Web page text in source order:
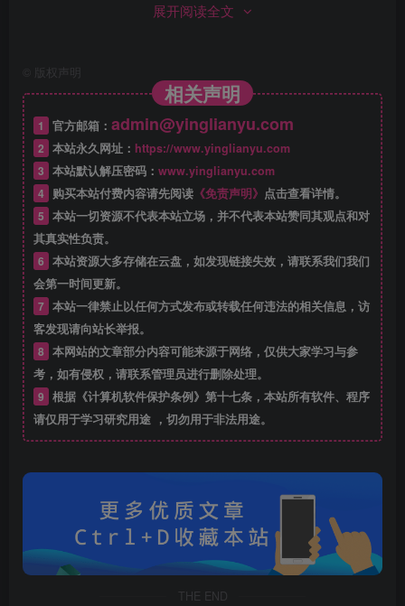
Zibll子比主题专为阅读类网站开发，设计简约优雅、功能全
面。UI界面模块化、多种布局、多种显示效果可选择，高度
自由化，更容易搭配出自己喜欢的网站。整体的开发理念都
是围绕着阅读体验！减少花里胡哨的沉郁功能，把核心都集
中在内容上。页面的布局、间距、功能都精心设计，只为让
页面浏览更加自然，让用户更加易于阅读，让作者更加易于
写作。
新功能
新增发帖或投稿在编辑器上传视频的功能及权限管理选
项
新增板块查看权限功能及权限管理选项
新增论坛首页管理员查看所有待审核帖子的 tab 栏目
短信宝短信接口新增 ApiKey 参数，更新接口更加高效
优化内容
展开阅读全文
版权声明
相关声明
1 官方邮箱： admin@yinglianyu.com
2 本站永久网址： https://www.yinglianyu.com
3 本站默认解压密码： www.yinglianyu.com
4
购买本站付费内容请先阅读《免责声明》 点击查看详情。
5 本站一切资源不代表本站立场，并不代表本站赞同其观点和对
其真实性负责。
6 本站资源大多存储在云盘，如发现链接失效，请联系我们我们
会第一时间更新。
7 本站一律禁止以任何方式发布或转载任何违法的相关信息，访
客发现请向站长举报。
8 本网站的文章部分内容可能来源于网络，仅供大家学习与参
考，如有侵权，请联系管理员进行删除处理。
9 根据《计算机软件保护条例》第十七条，本站所有软件、程序
请仅用于学习研究用途 ，切勿用于非法用途。
THE END